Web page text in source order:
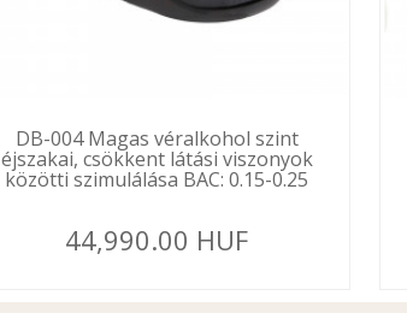
DB-004 Magas véralkohol szint
éjszakai, csökkent látási viszonyok
közötti szimulálása BAC: 0.15-0.25
44,990.00 HUF